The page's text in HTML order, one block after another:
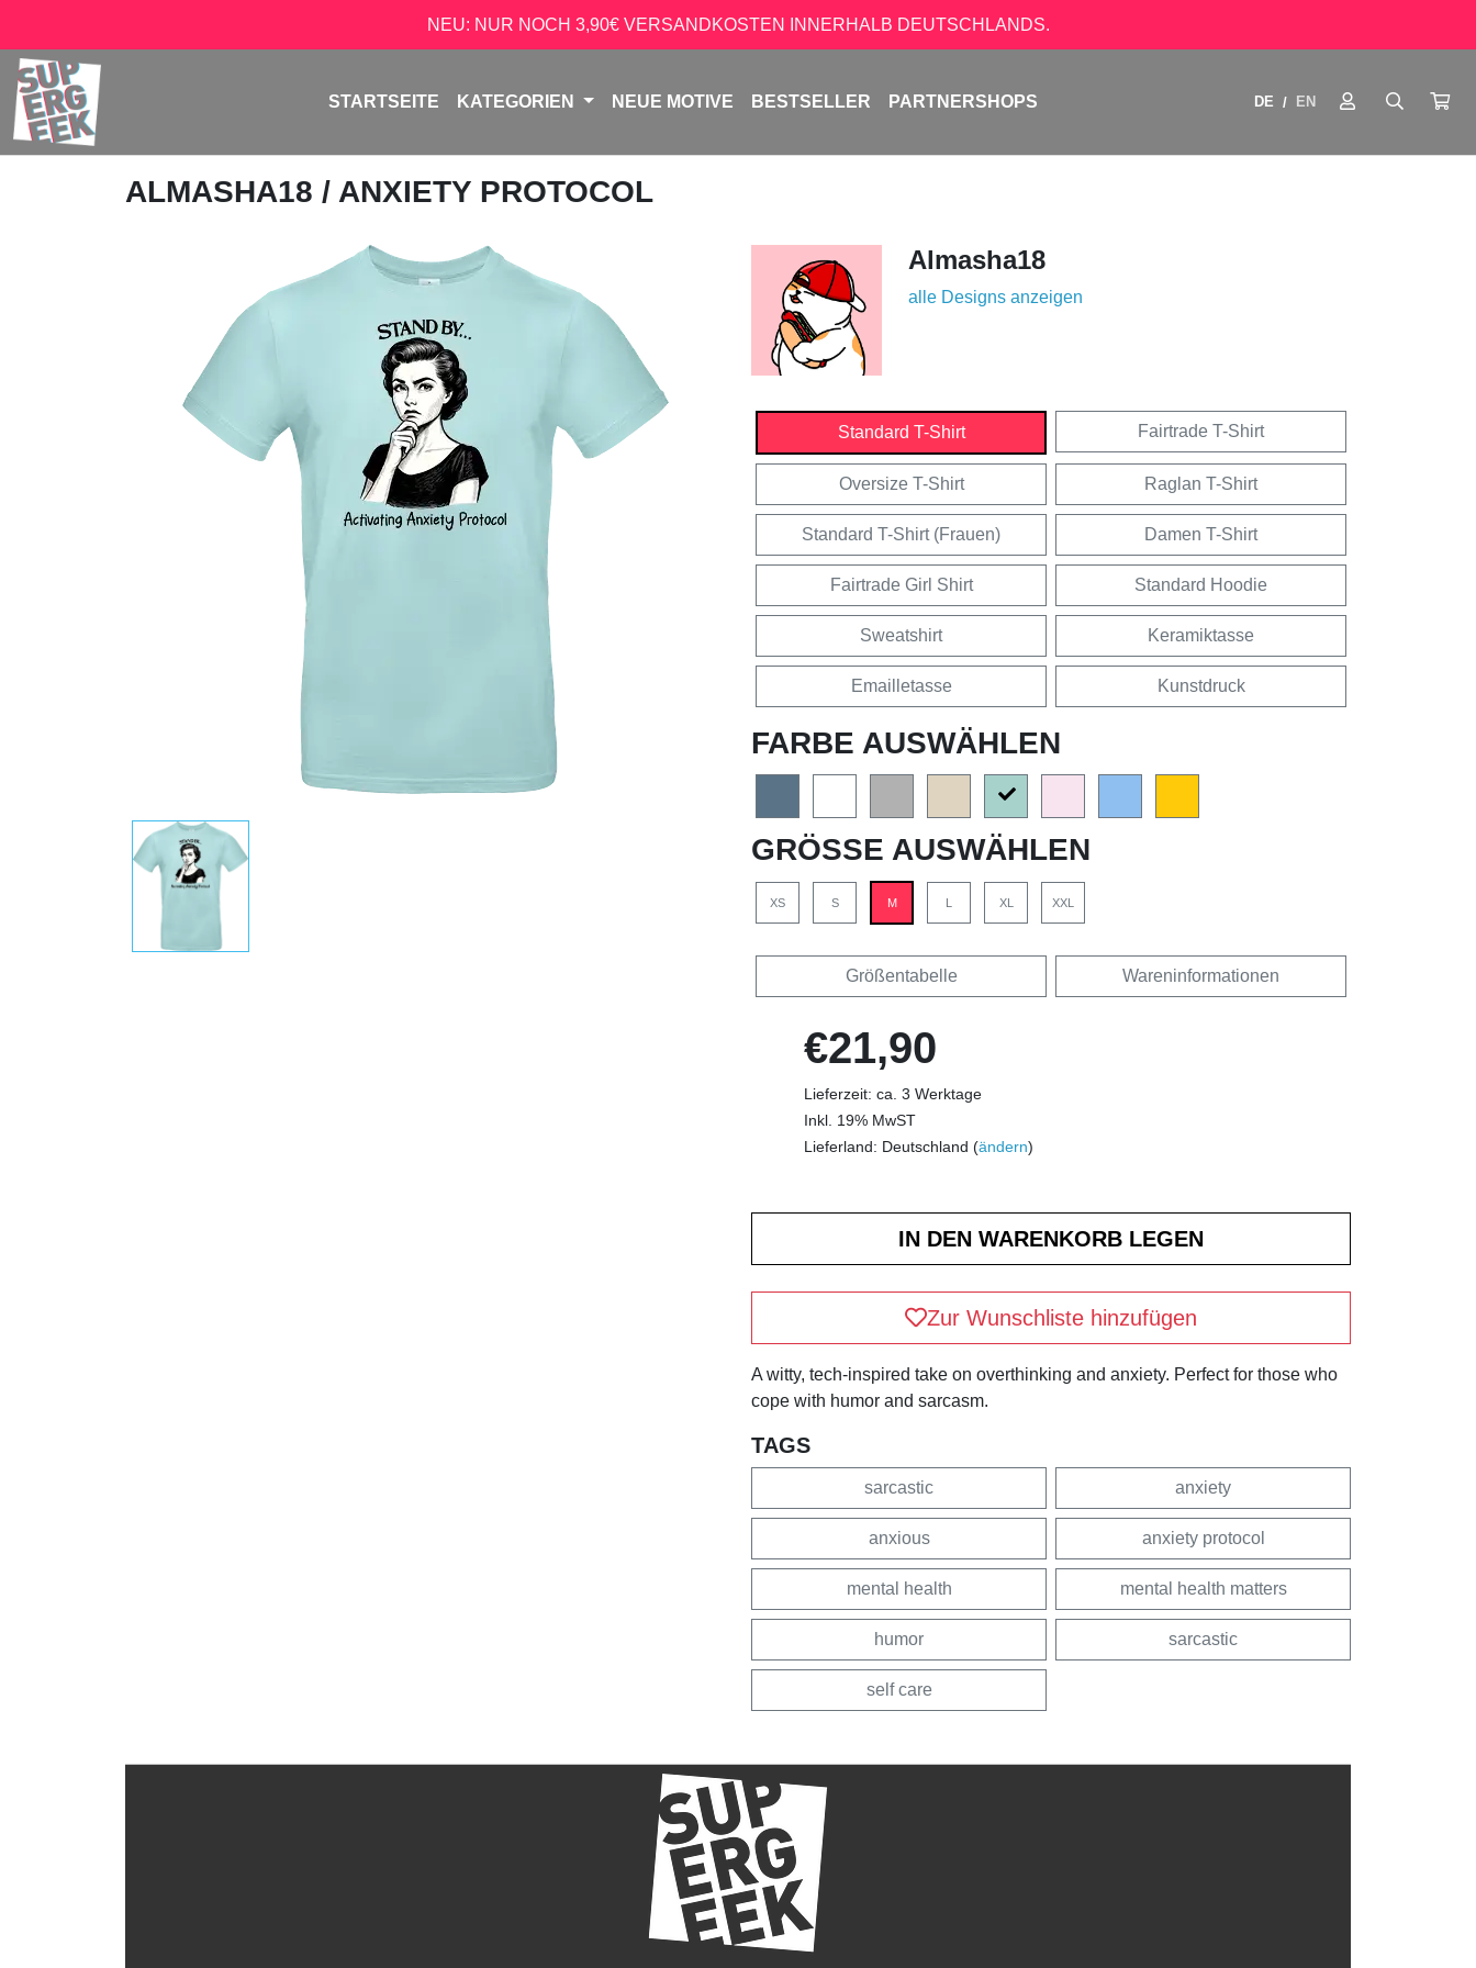
NEU: NUR NOCH 3,90€ VERSANDKOSTEN INNERHALB DEUTSCHLANDS.
STARTSEITE KATEGORIEN NEUE MOTIVE BESTSELLER PARTNERSHOPS DE / EN
ALMASHA18 / ANXIETY PROTOCOL
Almasha18
alle Designs anzeigen
Standard T-Shirt Fairtrade T-Shirt
Oversize T-Shirt Raglan T-Shirt
Standard T-Shirt (Frauen) Damen T-Shirt
Fairtrade Girl Shirt Standard Hoodie
Sweatshirt Keramiktasse
Emailletasse Kunstdruck
FARBE AUSWÄHLEN
GRÖSSE AUSWÄHLEN
XS S M L XL XXL
Größentabelle Wareninformationen
€21,90
Lieferzeit: ca. 3 Werktage
Inkl. 19% MwST
Lieferland: Deutschland (ändern)
Zur Wunschliste hinzufügen
A witty, tech-inspired take on overthinking and anxiety. Perfect for those who
cope with humor and sarcasm.
TAGS
sarcastic anxiety
anxious anxiety protocol
mental health mental health matters
humor sarcastic
self care